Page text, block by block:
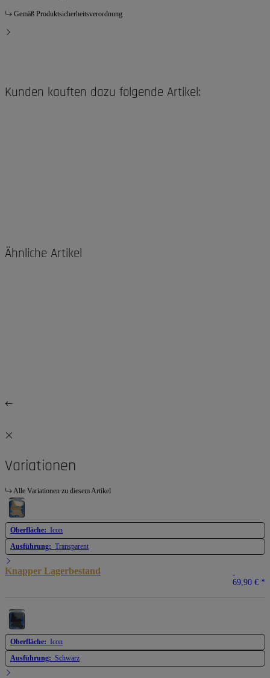
Gemäß Produktsicherheitsverordnung
Kunden kauften dazu folgende Artikel:
Ähnliche Artikel
Variationen
Alle Variationen zu diesem Artikel
Oberfläche: Icon
Ausführung: Transparent
Knapper Lagerbestand
69,90 € *
Oberfläche: Icon
Ausführung: Schwarz